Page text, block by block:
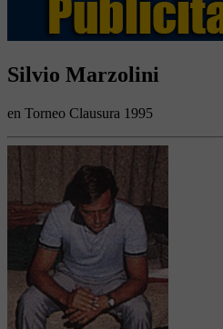
Silvio Marzolini
en Torneo Clausura 1995